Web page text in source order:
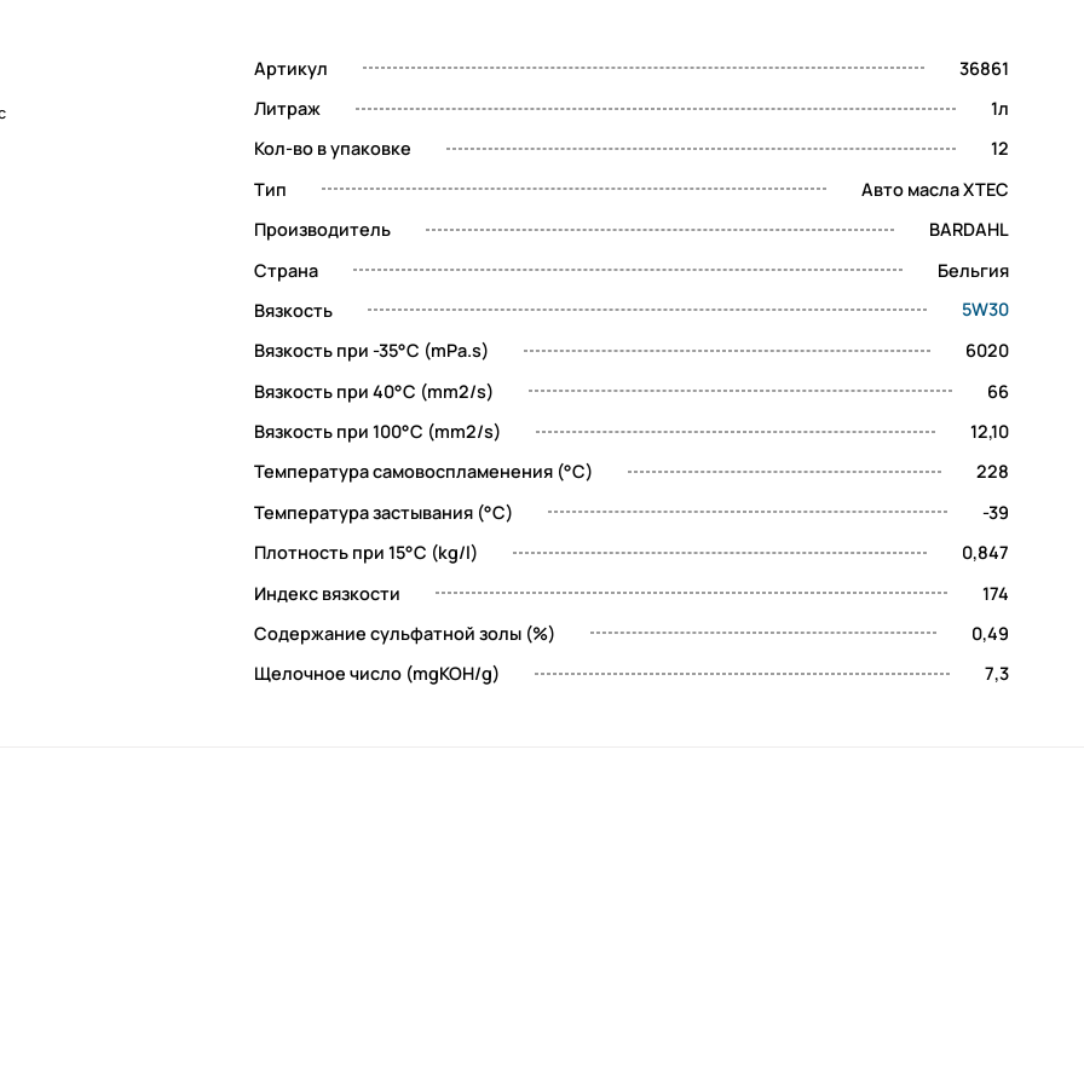
Артикул
36861
Литраж
1л
Кол-во в упаковке
12
Тип
Авто масла XTEC
Производитель
BARDAHL
Страна
Бельгия
Вязкость
5W30
Вязкость при -35°C (mPa.s)
6020
Вязкость при 40°C (mm2/s)
66
Вязкость при 100°C (mm2/s)
12,10
Температура самовоспламенения (°C)
228
Температура застывания (°C)
-39
Плотность при 15°C (kg/l)
0,847
Индекс вязкости
174
Содержание сульфатной золы (%)
0,49
Щелочное число (mgKOH/g)
7,3